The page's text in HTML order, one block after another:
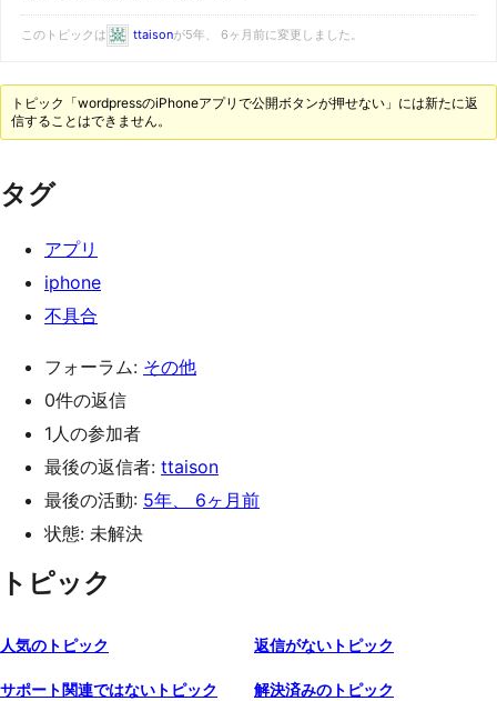
このトピックは ttaisonが5年、 6ヶ月前に変更しました。
トピック「wordpressのiPhoneアプリで公開ボタンが押せない」には新たに返
信することはできません。
タグ
アプリ
iphone
不具合
フォーラム: その他
0件の返信
1人の参加者
最後の返信者: ttaison
最後の活動: 5年、 6ヶ月前
状態: 未解決
トピック
人気のトピック 返信がないトピック
サポート関連ではないトピック 解決済みのトピック